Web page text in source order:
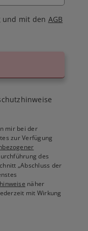
und mit den AGB
mir bei der
zur Verfügung
des
„Abschluss der
näher
mit Wirkung